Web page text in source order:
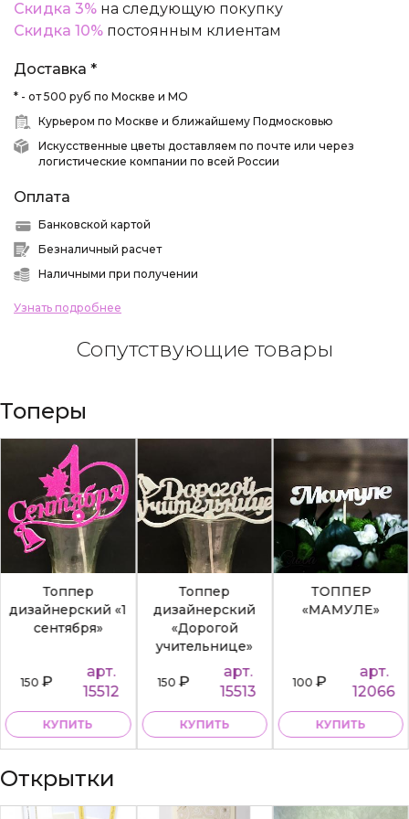
Скидка 3% на следующую покупку
Скидка 10% постоянным клиентам
Доставка *
* - от 500 руб по Москве и МО
Курьером по Москве и ближайшему Подмосковью
Искусственные цветы доставляем по почте или через
логистические компании по всей России
Оплата
Банковской картой
Безналичный расчет
Наличными при получении
Узнать подробнее
Сопутствующие товары
Топеры
Топпер
дизайнерский «1
сентября»
150₽
арт.
15512
КУПИТЬ
Топпер
дизайнерский
«Дорогой
учительнице»
150₽
арт.
15513
КУПИТЬ
ТОППЕР
«МАМУЛЕ»
100₽
арт.
12066
КУПИТЬ
Открытки